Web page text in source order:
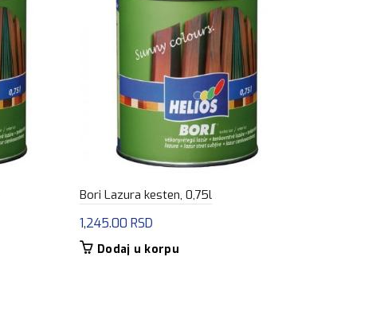
Bori Lazura kesten, 0,75l
1,245.00 RSD
Dodaj u korpu